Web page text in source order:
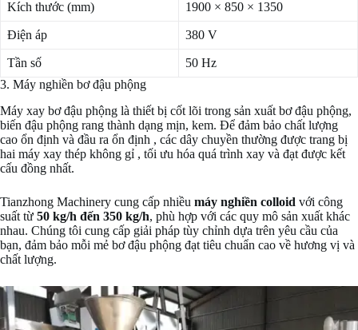
Kích thước (mm) 1900 × 850 × 1350
Điện áp 380 V
Tần số
50 Hz
3. Máy nghiền bơ đậu phộng
Máy xay bơ đậu phộng là thiết bị cốt lõi trong sản xuất bơ đậu phộng,
biến đậu phộng rang thành dạng mịn, kem. Để đảm bảo chất lượng
cao ổn định và đầu ra ổn định , các dây chuyền thường được trang bị
hai máy xay thép không gỉ , tối ưu hóa quá trình xay và đạt được kết
cấu đồng nhất.
Tianzhong Machinery cung cấp nhiều máy nghiền colloid với công
suất từ 50 kg/h đến 350 kg/h, phù hợp với các quy mô sản xuất khác
nhau. Chúng tôi cung cấp giải pháp tùy chỉnh dựa trên yêu cầu của
bạn, đảm bảo mỗi mẻ bơ đậu phộng đạt tiêu chuẩn cao về hương vị và
chất lượng.